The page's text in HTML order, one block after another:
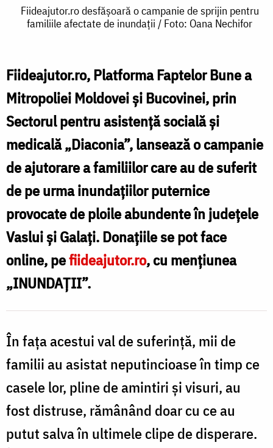
Fiideajutor.ro
desfășoară
campanie
de
sprijin
pentru
familiile
afectate
de
inundații
/
Foto:
Oana
Nechifor
Fiideajutor.ro desfășoară o campanie de sprijin pentru
familiile afectate de inundații / Foto: Oana Nechifor
Fiideajutor.ro, Platforma Faptelor Bune a
Mitropoliei Moldovei și Bucovinei, prin
Sectorul pentru asistență socială și
medicală „Diaconia”, lansează o campanie
de ajutorare a familiilor care au de suferit
de pe urma inundațiilor puternice
provocate de ploile abundente în județele
Vaslui și Galați. Donațiile se pot face
online, pefiideajutor.ro, cu mențiunea
„INUNDAȚII”.
În fața acestui val de suferință, mii de
familii au asistat neputincioase în timp ce
casele lor, pline de amintiri și visuri, au
fost distruse, rămânând doar cu ce au
putut salva în ultimele clipe de disperare.